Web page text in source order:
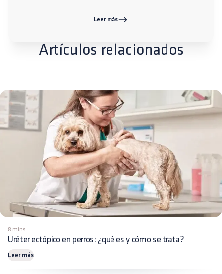
Leer más
Artículos relacionados
8 mins
Uréter ectópico en perros: ¿qué es y cómo se trata?
Leer más